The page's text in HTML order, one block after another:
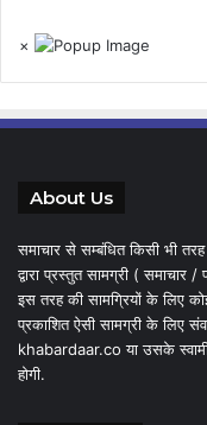
×
About Us
समाचार से सम्बंधित किसी भी
द्वारा प्रस्तुत सामग्री (
इस तरह की सामग्रियों के लिए
प्रकाशित ऐसी सामग्री के लिए
khabardaar.co या उसके
होगी.